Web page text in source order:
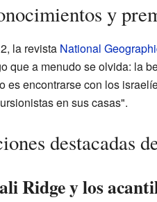
y
la revista National
que a menudo se olvida: la
es encontrarse con los
en sus casas".
destacadas
Ridge y los